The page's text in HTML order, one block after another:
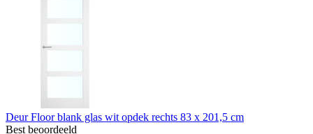
Deur Floor blank glas wit opdek rechts 83 x 201,5 cm
Best beoordeeld